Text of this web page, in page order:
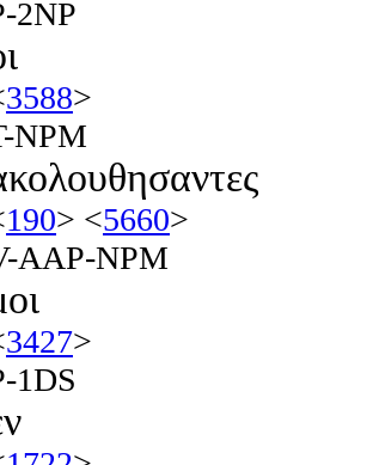
2NP
3588>
NPM
190> <5660>
AAP-NPM
3427>
1DS